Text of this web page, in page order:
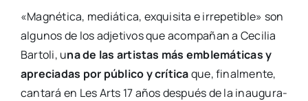
«Mag­né­ti­ca, mediá­ti­ca, exqui­si­ta e irre­pe­ti­ble» son
algu­nos de los adje­ti­vos que acom­pa­ñan a Ceci­lia
Bar­to­li, una de las artis­tas más emble­má­ti­cas y
apre­cia­das por públi­co y crí­ti­caque, final­men­te,
can­ta­rá en Les Arts 17 años des­pués de la inau­gu­ra­